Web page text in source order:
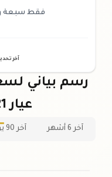
فقط سبعة
آخر
عيار 21 في الكويت
آخر 6 أشهر آخر 90 يوم